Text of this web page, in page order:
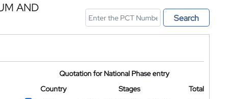
AND
Search
Quotation for National Phase entry
Country
Stages
Total